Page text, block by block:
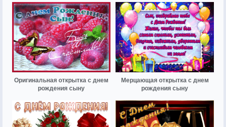
Оригинальная открытка с днем
рождения сыну
Мерцающая открытка с днем
рождения сыну